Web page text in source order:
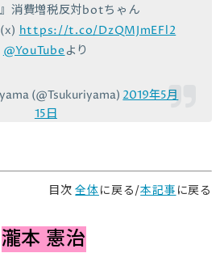
消費増税反対botちゃん
https://t.co/DzQMJmEFl2
@YouTubeより
(@Tsukuriyama) 2019年5月
15日
目次全体に戻る/本記事 に戻る
瀧本 憲治